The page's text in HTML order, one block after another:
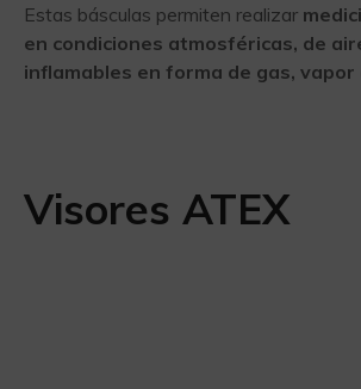
Estas básculas permiten realizar
en condiciones atmosféricas, de
inflamables en forma de gas, vapor
Visores ATEX